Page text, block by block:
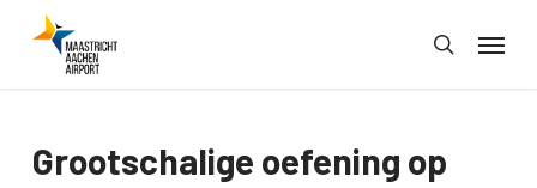
search
Menu
Grootschalige oefening op